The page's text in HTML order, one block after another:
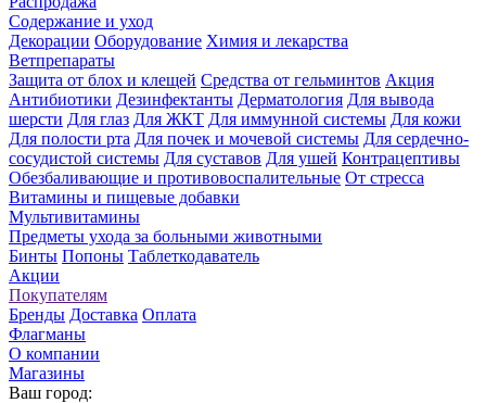
Содержание и уход
Декорации Оборудование Химия и лекарства
Ветпрепараты
Защита от блох и клещей Средства от гельминтов Акция
Антибиотики Дезинфектанты Дерматология Для вывода
шерсти Для глаз Для ЖКТ Для иммунной системы Для кожи
Для полости рта Для почек и мочевой системы Для сердечно-
сосудистой системы Для суставов Для ушей Контрацептивы
Обезбаливающие и противовоспалительные От стресса
Витамины и пищевые добавки
Мультивитамины
Предметы ухода за больными животными
Бинты Попоны Таблеткодаватель
Акции
Покупателям
Бренды Доставка Оплата
Флагманы
О компании
Магазины
Ваш город: